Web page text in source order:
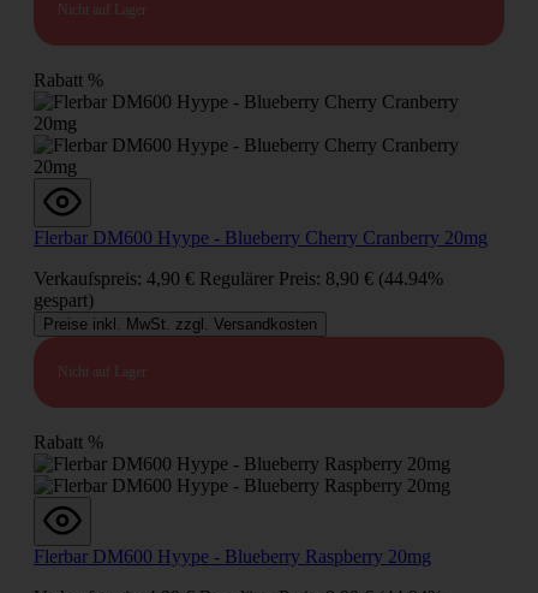
Nicht auf Lager
Rabatt %
Flerbar DM600 Hyype - Blueberry Cherry Cranberry 20mg
Verkaufspreis: 4,90 € Regulärer Preis: 8,90 € (44.94%
gespart)
Preise inkl. MwSt. zzgl. Versandkosten
Nicht auf Lager
Rabatt %
Flerbar DM600 Hyype - Blueberry Raspberry 20mg